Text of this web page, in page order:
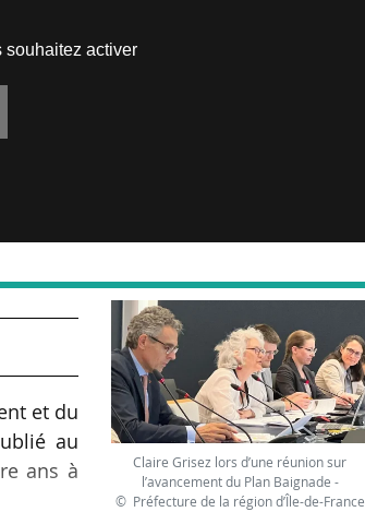
et du
au
ans à
Claire Grisez lors d’une réunion sur
l’avancement du Plan Baignade -
© Préfecture de la région d’Île-de-France
souhaitez activer